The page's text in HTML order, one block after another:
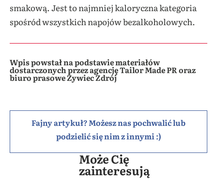
smakową. Jest to najmniej kaloryczna kategoria
spośród wszystkich napojów bezalkoholowych.
Wpis powstał na podstawie materiałów
dostarczonych przez agencję Tailor Made PR oraz
biuro prasowe Żywiec Zdrój
Fajny artykuł? Możesz nas pochwalić lub
podzielić się nim z innymi :)
Może Cię
zainteresują